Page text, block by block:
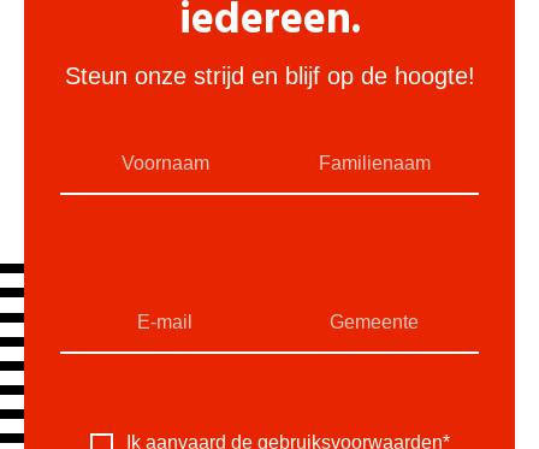
iedereen.
Steun onze strijd en blijf op de hoogte!
Ik aanvaard de gebruiksvoorwaarden*